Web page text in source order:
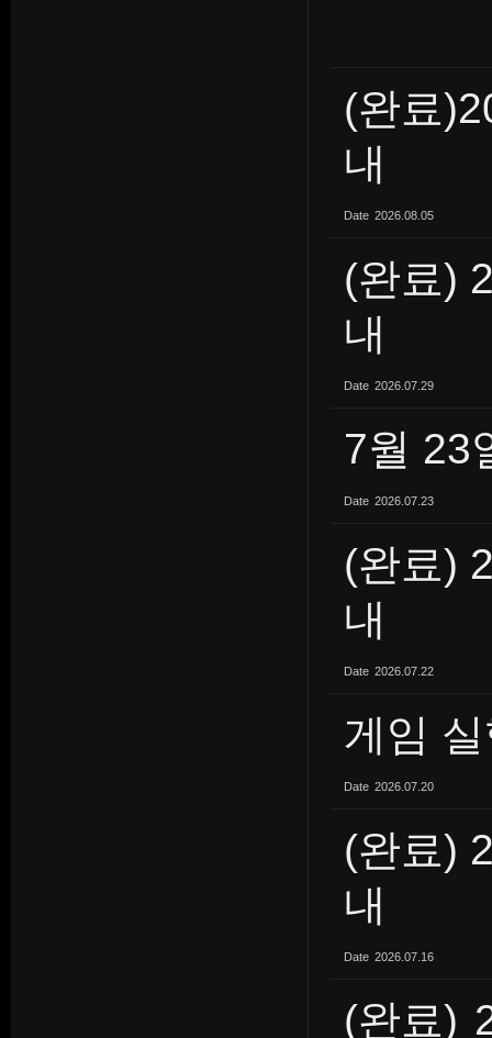
(완료
내
Date 2026.08.05
(완료)
내
Date 2026.07.29
7월 23
Date 2026.07.23
(완료)
내
Date 2026.07.22
게임
Date 2026.07.20
(완료)
내
Date 2026.07.16
(완료)